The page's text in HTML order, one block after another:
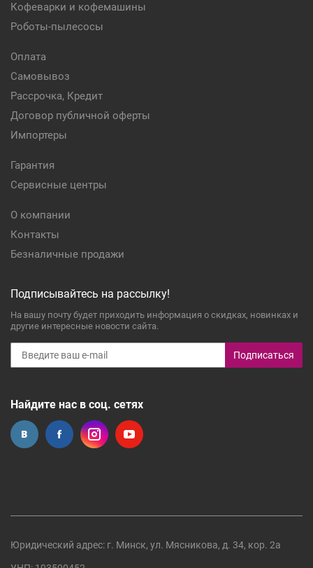
Кофеварки и кофемашины
Роботы-пылесосы
Оплата
Самовывоз
Рассрочка, Кредит
Договор публичной оферты
Импортеры
Гарантия
Сервисные центры
О компании
Контакты
Безналичные продажи
Подписывайтесь на рассылку!
На вашу почту будет приходить информация о скидках, новинках и
другие интересные новости сайта.
Подписаться
Найдите нас в соц. сетях
Юридический адрес: г. Минск, ул. Мясникова, д. 34, кор. 2а